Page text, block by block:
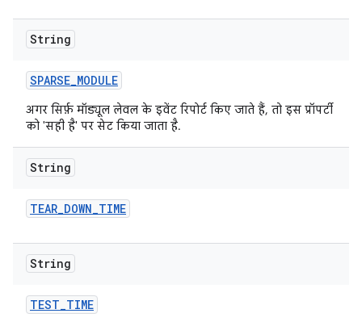
String
SPARSE_MODULE
अगर सिर्फ़ मॉड्यूल लेवल के इवेंट रिपोर्ट किए जाते हैं, तो इस प्रॉपर्टी
को 'सही है' पर सेट किया जाता है.
String
TEAR_DOWN_TIME
String
TEST_TIME